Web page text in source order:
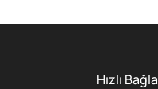
Hızlı